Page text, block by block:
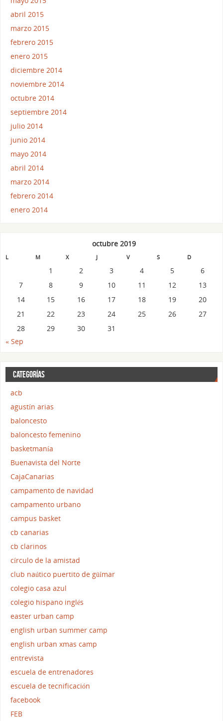
abril 2015
marzo 2015
febrero 2015
enero 2015
diciembre 2014
noviembre 2014
octubre 2014
septiembre 2014
julio 2014
junio 2014
mayo 2014
abril 2014
marzo 2014
febrero 2014
enero 2014
octubre 2019
L M X J V S D
« Sep
1 2 3 4 5
6
7
8 9 10 11 12
13
14
15 16 17 18 19
20
21
22 23 24 25 26
27
28
29 30 31
CATEGORÍAS
acb
agustín arias
baloncesto
baloncesto femenino
basketmanía
Buenavista del Norte
CajaCanarias
campamento de navidad
campamento urbano
campus basket
cb canarias
cb clarinos
círculo de la amistad
club naútico puertito de güímar
colegio casa azul
colegio hispano inglés
easter urban camp
english urban summer camp
english urban xmas camp
entrevista
escuela de entrenadores
escuela de tecnificación
facebook
FEB